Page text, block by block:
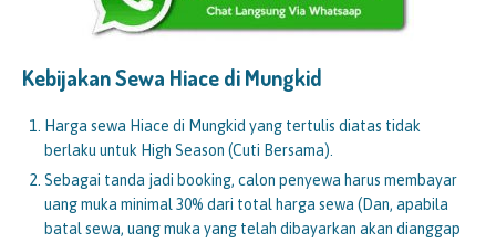
Kebijakan Sewa Hiace diMungkid
Harga sewa Hiace di Mungkid yang tertulis diatas tidak
berlaku untuk High Season (Cuti Bersama).
Sebagai tanda jadi booking, calon penyewa harus membayar
uang muka minimal 30% dari total harga sewa (Dan, apabila
batal sewa, uang muka yang telah dibayarkan akan dianggap